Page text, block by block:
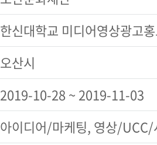
한신대학교 미디어영상광고
오산시
2019-10-28 ~ 2019-11-03
아이디어/마케팅, 영상/UCC/